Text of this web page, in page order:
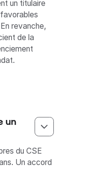
un titulaire
revanche,
de la
un
du CSE
Un accord